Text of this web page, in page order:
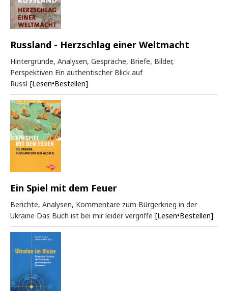
Russland - Herzschlag einer Weltmacht
Hintergründe, Analysen, Gespräche, Briefe, Bilder,
Perspektiven Ein authentischer Blick auf
Russl [Lesen•Bestellen]
Ein Spiel mit dem Feuer
Berichte, Analysen, Kommentare zum Bürgerkrieg in der
Ukraine Das Buch ist bei mir leider vergriffe [Lesen•Bestellen]